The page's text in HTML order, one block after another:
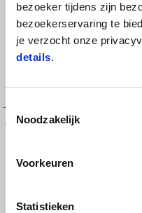
bezoeker tijdens zijn
bezoekerservaring te
je verzocht onze
details.
Toestemmingsselectie
Noodzakelijk
Voorkeuren
Statistieken
APRILIA THROTTLE LEATHER